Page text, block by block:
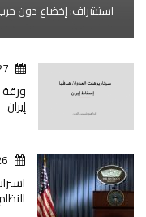
استشراف: إخضاع دون حرب
ورقة
إيران